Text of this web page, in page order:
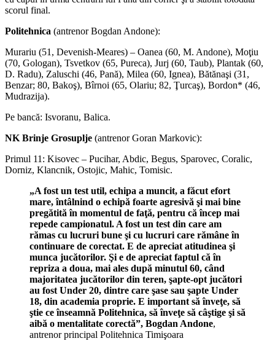
scorul final.
Politehnica (antrenor Bogdan Andone):
Murariu (51, Devenish-Meares) – Oanea (60, M. Andone), Moţiu
(70, Gologan), Tsvetkov (65, Pureca), Jurj (60, Taub), Plantak (60,
D. Radu), Zaluschi (46, Pană), Milea (60, Ignea), Bătănaşi (31,
Benzar; 80, Bakoş), Bîrnoi (65, Olariu; 82, Ţurcaş), Bordon* (46,
Mudrazija).
Pe bancă: Isvoranu, Balica.
NK Brinje Grosuplje (antrenor Goran Markovic):
Primul 11: Kisovec – Pucihar, Abdic, Begus, Sparovec, Coralic,
Dorniz, Klancnik, Ostojic, Mahic, Tomisic.
„A fost un test util, echipa a muncit, a făcut efort
mare, întâlnind o echipă foarte agresivă şi mai bine
pregătită în momentul de faţă, pentru că încep mai
repede campionatul. A fost un test din care am
rămas cu lucruri bune şi cu lucruri care rămâne în
continuare de corectat. E de apreciat atitudinea şi
munca jucătorilor. Şi e de apreciat faptul că în
repriza a doua, mai ales după minutul 60, când
majoritatea jucătorilor din teren, şapte-opt jucători
au fost Under 20, dintre care şase sau şapte Under
18, din academia proprie. E important să înveţe, să
ştie ce înseamnă Politehnica, să înveţe să câştige şi să
aibă o mentalitate corectă”, Bogdan Andone,
antrenor principal Politehnica Timişoara